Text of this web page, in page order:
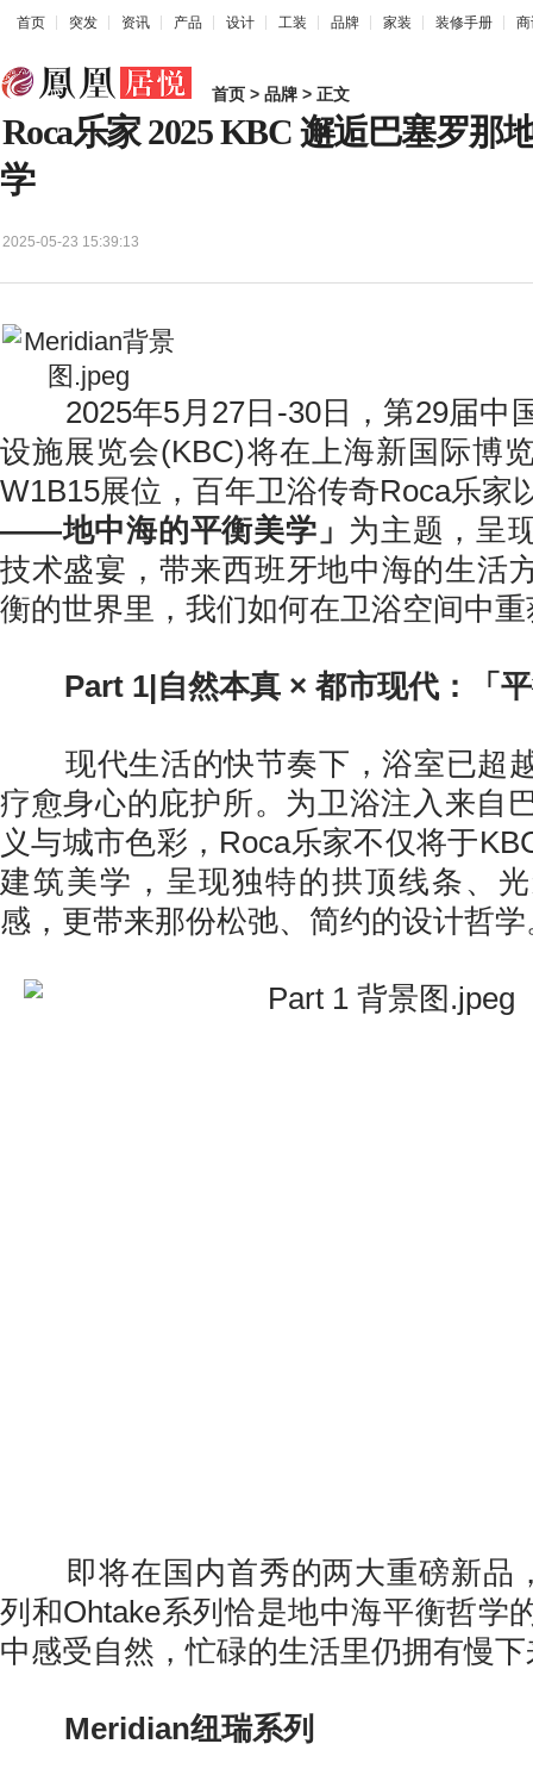
首页 突发 资讯 产品 设计 工装 品牌 家装 装修手册
首页 > 品牌 > 正文
Roca乐家 2025 KBC 邂逅巴塞罗那
学
2025-05-23 15:39:13
2025年5月27日-30日，第29届中
设施展览会(KBC)将在上海新国际博
W1B15展位，百年卫浴传奇Roca乐家
——地中海的平衡美学」 为主题，呈
技术盛宴，带来西班牙地中海的生
衡的世界里，我们如何在卫浴空间中
Part 1|自然本真 × 都市现代：「
现代生活的快节奏下，浴室已超
疗愈身心的庇护所。为卫浴注入来自
义与城市色彩，Roca乐家不仅将于
建筑美学，呈现独特的拱顶线条、
感，更带来那份松弛、简约的设计哲学
即将在国内首秀的两大重磅新品
列和Ohtake系列恰是地中海平衡哲
中感受自然，忙碌的生活里仍拥有慢
Meridian纽瑞系列